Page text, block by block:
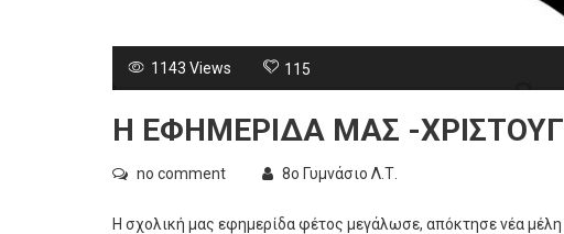
1143 Views 115
Η ΕΦΗΜΕΡΙΔΑ ΜΑΣ -
no comment 8ο Γυμνάσιο Λ.Τ.
Η σχολική μας εφημερίδα φέτος μεγάλωσε, απόκτησε νέα μέλη